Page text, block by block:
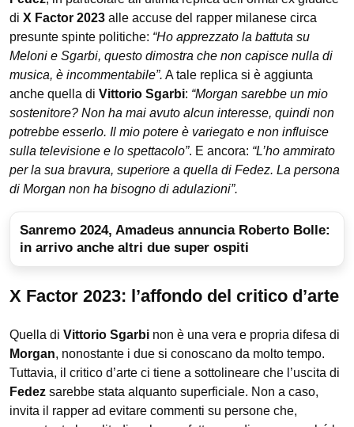
di X Factor 2023 alle accuse del rapper milanese circa
presunte spinte politiche: “Ho apprezzato la battuta su
Meloni e Sgarbi, questo dimostra che non capisce nulla di
musica, è incommentabile”. A tale replica si è aggiunta
anche quella di Vittorio Sgarbi: “Morgan sarebbe un mio
sostenitore? Non ha mai avuto alcun interesse, quindi non
potrebbe esserlo. Il mio potere è variegato e non influisce
sulla televisione e lo spettacolo”. E ancora: “L’ho ammirato
per la sua bravura, superiore a quella di Fedez. La persona
di Morgan non ha bisogno di adulazioni”.
Sanremo 2024, Amadeus annuncia Roberto Bolle:
in arrivo anche altri due super ospiti
X Factor 2023: l’affondo del critico d’arte
Quella di Vittorio Sgarbi non è una vera e propria difesa di
Morgan, nonostante i due si conoscano da molto tempo.
Tuttavia, il critico d’arte ci tiene a sottolineare che l’uscita di
Fedez sarebbe stata alquanto superficiale. Non a caso,
invita il rapper ad evitare commenti su persone che,